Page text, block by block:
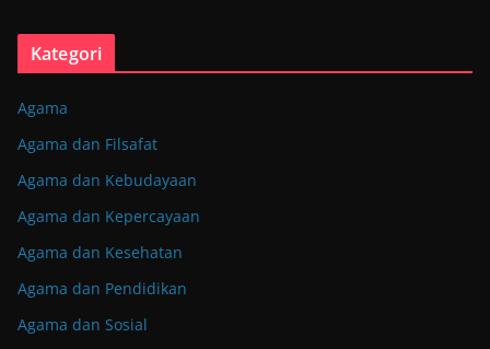
Kategori
Agama
Agama dan Filsafat
Agama dan Kebudayaan
Agama dan Kepercayaan
Agama dan Kesehatan
Agama dan Pendidikan
Agama dan Sosial